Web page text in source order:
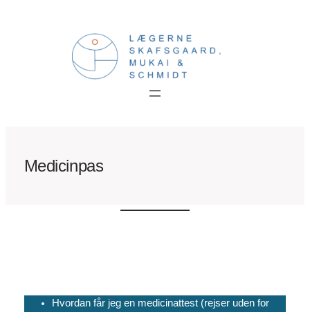
Medicinpas
Hvordan får jeg en medicinattest (rejser uden for